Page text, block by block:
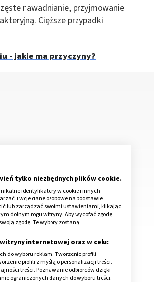
nawadnianie, przyjmowanie
Cięższe przypadki
- jakie ma przyczyny?
tylko niezbędnych plików cookie.
identyfikatory w cookie i innych
Twoje dane osobowe na podstawie
lub zarządzać swoimi ustawieniami, klikając
dolnym rogu witryny. Aby wycofać zgodę
zgodę. Te wybory zostaną
internetowej oraz w celu:
do wyboru reklam. Tworzenie profili
profili z myślą o personalizacji treści.
treści. Poznawanie odbiorców dzięki
ograniczonych danych do wyboru treści.